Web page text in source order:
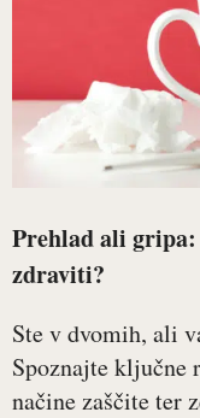
Prehlad ali
zdraviti?
Ste v dvomih, ali
Spoznajte ključne
načine zaščite ter